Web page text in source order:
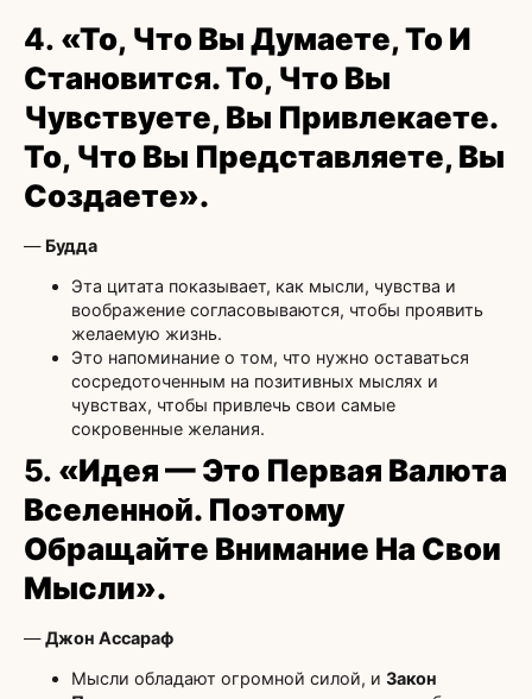
4. «То, Что Вы Думаете, То И
Становится. То, Что Вы
Чувствуете, Вы Привлекаете.
То, Что Вы Представляете, Вы
Создаете».
— Будда
Эта цитата показывает, как мысли, чувства и
воображение согласовываются, чтобы проявить
желаемую жизнь.
Это напоминание о том, что нужно оставаться
сосредоточенным на позитивных мыслях и
чувствах, чтобы привлечь свои самые
сокровенные желания.
5. «Идея — Это Первая Валюта
Вселенной. Поэтому
Обращайте Внимание На Свои
Мысли».
—Джон Ассараф
Мысли обладают огромной силой, и Закон